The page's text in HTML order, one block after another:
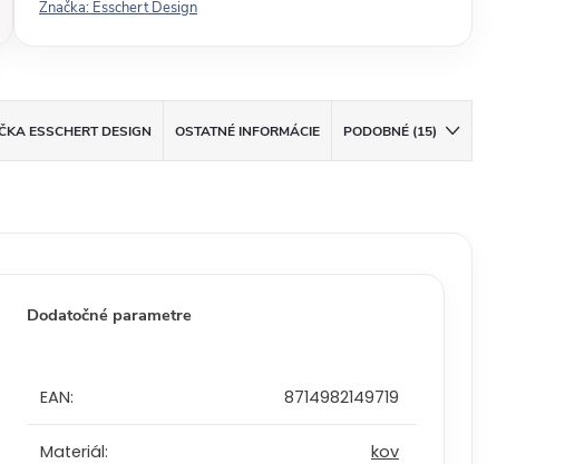
á
n
a
:
Značka: Esschert Design
ESSCHERT DESIGN OSTATNÉ INFORMÁCIE PODOBNÉ (15)
Dodatočné parametre
EAN: 8714982149719
Materiál: kov